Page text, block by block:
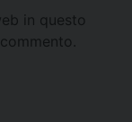
in questo